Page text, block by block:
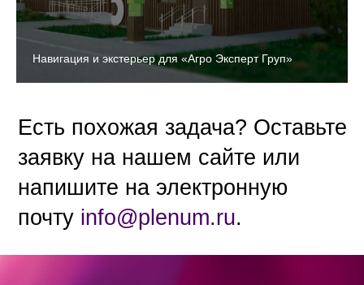
Навигация и экстерьер для «Агро Эксперт Груп»
Есть похожая задача? Оставьте
заявку на нашем сайте или
напишите на электронную
почту info@plenum.ru.